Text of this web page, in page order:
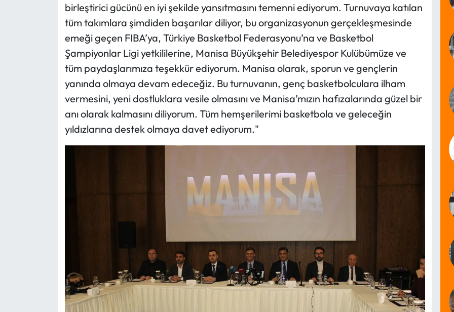
birleştirici gücünü en iyi şekilde yansıtmasını temenni ediyorum. Turnuvaya katılan
tüm takımlara şimdiden başarılar diliyor, bu organizasyonun gerçekleşmesinde
emeği geçen FIBA’ya, Türkiye Basketbol Federasyonu’na ve Basketbol
Şampiyonlar Ligi yetkililerine, Manisa Büyükşehir Belediyespor Kulübümüze ve
tüm paydaşlarımıza teşekkür ediyorum. Manisa olarak, sporun ve gençlerin
yanında olmaya devam edeceğiz. Bu turnuvanın, genç basketbolculara ilham
vermesini, yeni dostluklara vesile olmasını ve Manisa’mızın hafızalarında güzel bir
anı olarak kalmasını diliyorum. Tüm hemşerilerimi basketbola ve geleceğin
yıldızlarına destek olmaya davet ediyorum."